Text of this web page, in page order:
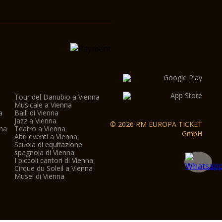
Tour del Danubio a Vienna
Musicale a Vienna
Balli di Vienna
Jazz a Vienna
Teatro a Vienna
Altri eventi a Vienna
Scuola di equitazione
spagnola di Vienna
I piccoli cantori di Vienna
Cirque du Soleil a Vienna
Musei di Vienna
© 2026 RM EUROPA TICKET
GmbH